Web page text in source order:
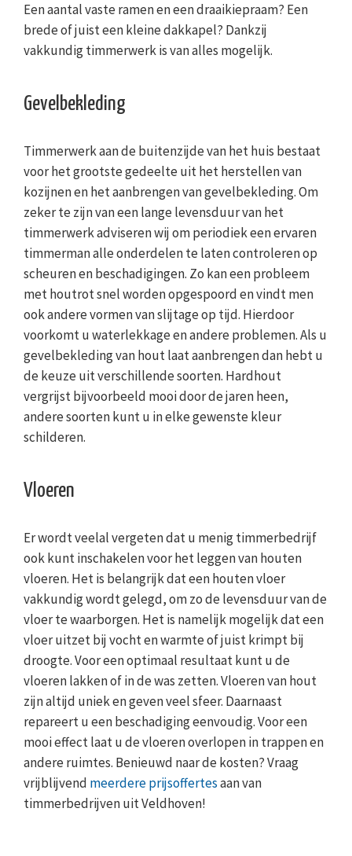
Een aantal vaste ramen en een draaikiepraam? Een
brede of juist een kleine dakkapel? Dankzij
vakkundig timmerwerk is van alles mogelijk.
Gevelbekleding
Timmerwerk aan de buitenzijde van het huis bestaat
voor het grootste gedeelte uit het herstellen van
kozijnen en het aanbrengen van gevelbekleding. Om
zeker te zijn van een lange levensduur van het
timmerwerk adviseren wij om periodiek een ervaren
timmerman alle onderdelen te laten controleren op
scheuren en beschadigingen. Zo kan een probleem
met houtrot snel worden opgespoord en vindt men
ook andere vormen van slijtage op tijd. Hierdoor
voorkomt u waterlekkage en andere problemen. Als u
gevelbekleding van hout laat aanbrengen dan hebt u
de keuze uit verschillende soorten. Hardhout
vergrijst bijvoorbeeld mooi door de jaren heen,
andere soorten kunt u in elke gewenste kleur
schilderen.
Vloeren
Er wordt veelal vergeten dat u menig timmerbedrijf
ook kunt inschakelen voor het leggen van houten
vloeren. Het is belangrijk dat een houten vloer
vakkundig wordt gelegd, om zo de levensduur van de
vloer te waarborgen. Het is namelijk mogelijk dat een
vloer uitzet bij vocht en warmte of juist krimpt bij
droogte. Voor een optimaal resultaat kunt u de
vloeren lakken of in de was zetten. Vloeren van hout
zijn altijd uniek en geven veel sfeer. Daarnaast
repareert u een beschadiging eenvoudig. Voor een
mooi effect laat u de vloeren overlopen in trappen en
andere ruimtes. Benieuwd naar de kosten? Vraag
vrijblijvend meerdere prijsoffertesaan van
timmerbedrijven uit Veldhoven!